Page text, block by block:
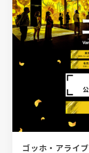
ゴッホ・アライブ